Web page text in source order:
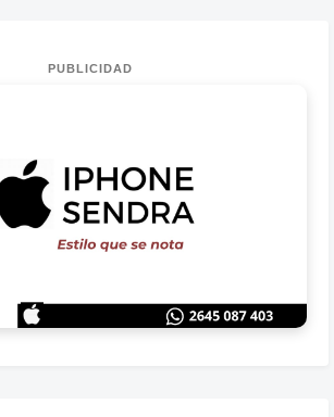
PUBLICIDAD